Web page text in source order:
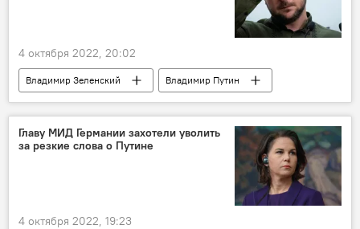
4 октября 2022, 20:02
Владимир Зеленский
Владимир Путин
Россия
Политика Обзор СМИ
Главу МИД Германии захотели уволить
за резкие слова о Путине
4 октября 2022, 19:23